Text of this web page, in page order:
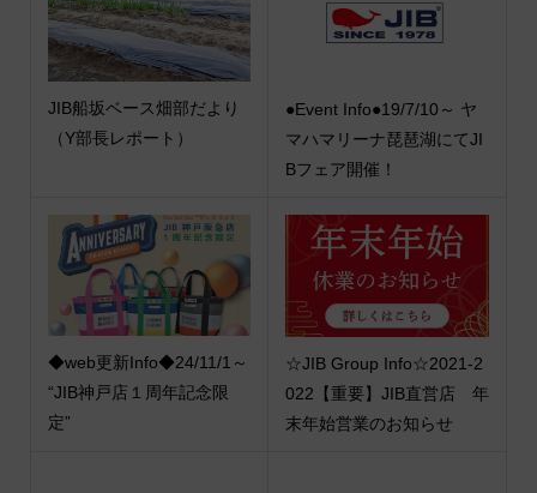
JIB船坂ベース畑部だより
（Y部長レポート）
●Event Info●19/7/10～ ヤ
マハマリーナ琵琶湖にてJI
Bフェア開催！
◆web更新Info◆24/11/1～
“JIB神戸店１周年記念限
定”
☆JIB Group Info☆2021-2
022【重要】JIB直営店 年
末年始営業のお知らせ